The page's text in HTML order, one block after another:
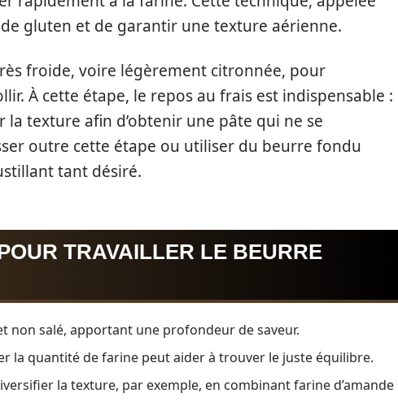
de gluten et de garantir une texture aérienne.
froide, voire légèrement citronnée, pour
À cette étape, le repos au frais est indispensable :
texture afin d’obtenir une pâte qui ne se
outre cette étape ou utiliser du beurre fondu
tant désiré.
TRAVAILLER LE BEURRE
non salé, apportant une profondeur de saveur.
la quantité de farine peut aider à trouver le juste équilibre.
la texture, par exemple, en combinant farine d’amande